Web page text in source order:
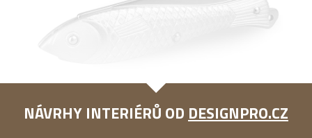
NÁVRHY INTERIÉRŮ OD DESIGNPRO.CZ